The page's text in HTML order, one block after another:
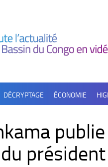
DÉCRYPTAGE ÉCONOMIE